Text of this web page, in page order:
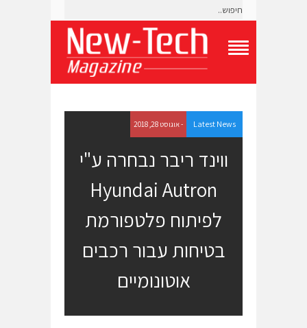
g
l
e
N
Latest News - אוגוסט 28, 2018
ווינד ריבר נבחרה ע"י
Hyundai Autron
לפיתוח פלטפורמת
בטיחות עבור רכבים
אוטונומיים